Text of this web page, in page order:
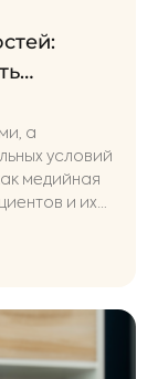
а
условий
медийная
и их